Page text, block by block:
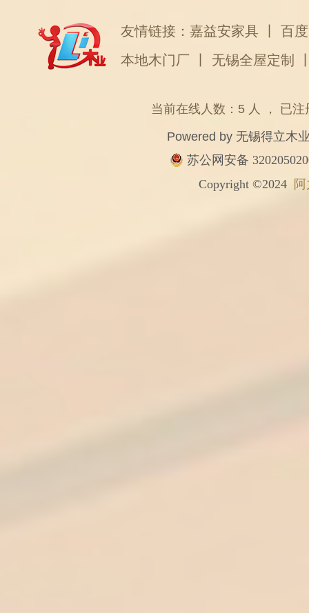
友情链接： 嘉益安家具
百
本地木门厂
无锡全屋定制
当前在线人数：5 人 ， 已
Powered by 无锡得立木
苏公网安备
Copyright ©2024